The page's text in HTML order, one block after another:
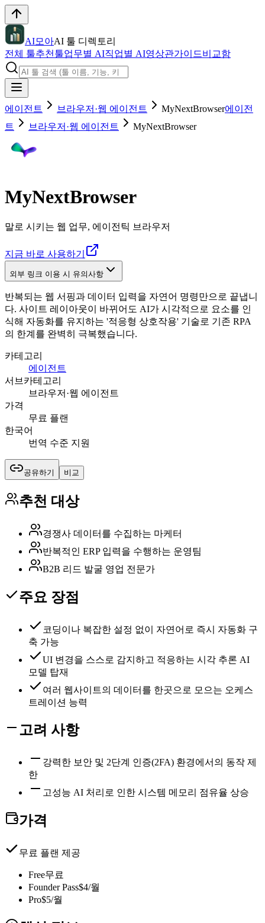
AI모아AI 툴 디렉토리
전체 툴추천툴업무별 AI직업별 AI영상관가이드비교함
에이전트 브라우저·웹 에이전트 MyNextBrowser에이전
트
브라우저·웹 에이전트 MyNextBrowser
MyNextBrowser
말로 시키는 웹 업무, 에이전틱 브라우저
지금 바로 사용하기
외부 링크 이용 시 유의사항
반복되는 웹 서핑과 데이터 입력을 자연어 명령만으로 끝냅니
다. 사이트 레이아웃이 바뀌어도 AI가 시각적으로 요소를 인
식해 자동화를 유지하는 '적응형 상호작용' 기술로 기존 RPA
의 한계를 완벽히 극복했습니다.
카테고리
에이전트
서브카테고리
브라우저·웹 에이전트
가격
무료 플랜
한국어
번역 수준 지원
공유하기 비교
추천 대상
경쟁사 데이터를 수집하는 마케터
반복적인 ERP 입력을 수행하는 운영팀
B2B 리드 발굴 영업 전문가
주요 장점
코딩이나 복잡한 설정 없이 자연어로 즉시 자동화 구
축 가능
UI 변경을 스스로 감지하고 적응하는 시각 추론 AI
모델 탑재
여러 웹사이트의 데이터를 한곳으로 모으는 오케스
트레이션 능력
고려 사항
강력한 보안 및 2단계 인증(2FA) 환경에서의 동작 제
한
고성능 AI 처리로 인한 시스템 메모리 점유율 상승
가격
무료 플랜 제공
Free무료
Founder Pass$4/월
Pro$5/월